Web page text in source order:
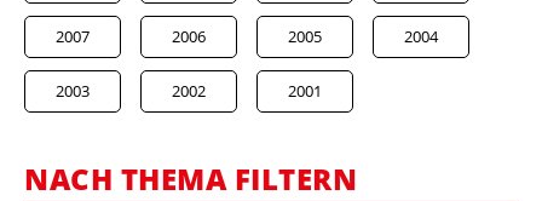
2007 2006 2005 2004
2003 2002 2001
NACH THEMA FILTERN